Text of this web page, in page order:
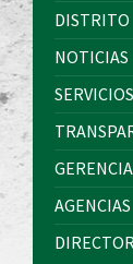
DISTRITO
NOTICIAS
SERVICIOS
AGENCIAS